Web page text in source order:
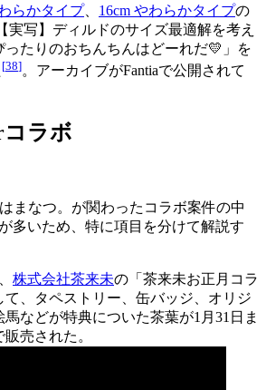
らかタイプ、 16cm やわらかタイプの
実写】ディルドのサイズ最適解を考え
ったりのおちんちんはどーれだ💛」を
[38]。アーカイブがFantiaで公開されて
コラボ
まなつ。が関わったコラボ案件の中
多いため、特に項目を分けて解説す
株式会社茶来未の「茶来未お正月コラ
て、タペストリー、缶バッジ、オリジ
などが特典についた茶葉が1月31日ま
売された。